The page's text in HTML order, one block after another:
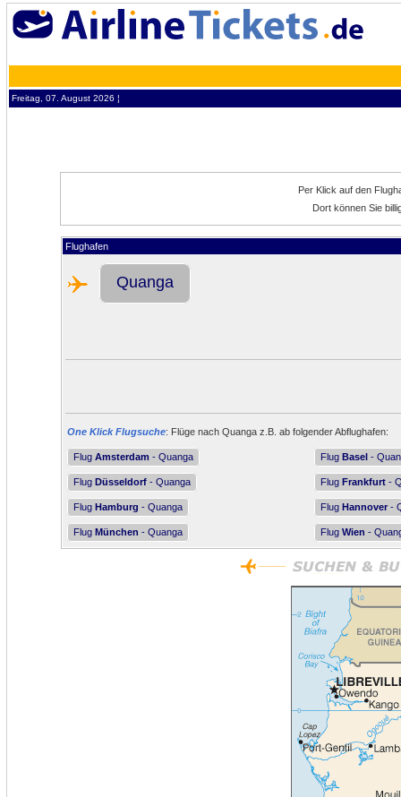
Freitag, 07. August 2026 ¦
Per Klick auf den
Dort können Sie
Flughafen
Quanga
One Klick Flugsuche: Flüge nach Quanga z.B. ab folgender Abflughafen:
Flug Amsterdam - Quanga Flug Basel -
Flug Düsseldorf - Quanga Flug Frankfurt -
Flug Hamburg - Quanga Flug Hannover -
Flug München - Quanga Flug Wien -